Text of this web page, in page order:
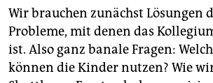
Wir brauchen zunächst Lösungen
Probleme, mit denen das
ist. Also ganz banale Fragen:
können die Kinder nutzen? Wie